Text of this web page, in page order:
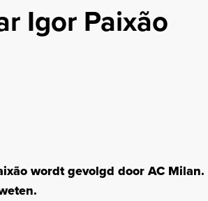
Igor Paixão
wordt gevolgd door AC Milan.